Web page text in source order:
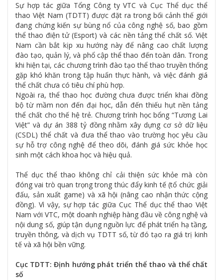
Sự hợp tác giữa Tổng Công ty VTC và Cục Thể dục thể
thao Việt Nam (TDTT) được đặt ra trong bối cảnh thế giới
đang chứng kiến sự bùng nổ của công nghệ số, bao gồm
thể thao điện tử (Esport) và các nền tảng thể chất số. Việt
Nam cần bắt kịp xu hướng này để nâng cao chất lượng
đào tạo, quản lý, và phổ cập thể thao đến toàn dân. Trong
khi hiện tại, các chương trình đào tạo thể thao truyền thống
gặp khó khăn trong tập huấn thực hành, và việc đánh giá
thể chất chưa có tiêu chí phù hợp.
Ngoài ra, thể thao học đường chưa được triển khai đồng
bộ từ mầm non đến đại học, dẫn đến thiếu hụt nền tảng
thể chất cho thế hệ trẻ. Chương trình học bổng “Tương Lai
Việt” và dự án 388 tỷ đồng nhằm xây dựng cơ sở dữ liệu
(CSDL) thể chất và đưa thể thao vào trường học yêu cầu
sự hỗ trợ công nghệ để theo dõi, đánh giá sức khỏe học
sinh một cách khoa học và hiệu quả.
Thể dục thể thao không chỉ cải thiện sức khỏe mà còn
đóng vai trò quan trọng trong thúc đẩy kinh tế (tổ chức giải
đấu, sản xuất game) và xã hội (nâng cao nhận thức cộng
đồng). Vì vậy, sự hợp tác giữa Cục Thể dục thể thao Việt
Nam với VTC, một doanh nghiệp hàng đầu về công nghệ và
nội dung số, giúp tận dụng nguồn lực để phát triển hạ tầng,
truyền thông, và dịch vụ TDTT số, từ đó tạo ra giá trị kinh
tế và xã hội bền vững.
Cục TDTT: Định hướng phát triển thể thao và thể chất
số